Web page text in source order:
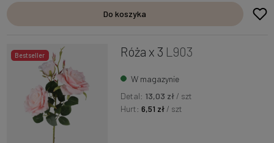
Do koszyka
Bestseller Róża x 3 L903
W magazynie
Detal: 13,03 zł / szt
Hurt:6,51 zł / szt